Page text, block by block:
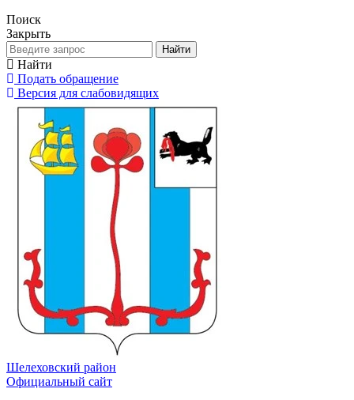
Поиск
Закрыть
Найти
Найти
Подать обращение
Версия для слабовидящих
Шелеховский район
Официальный сайт